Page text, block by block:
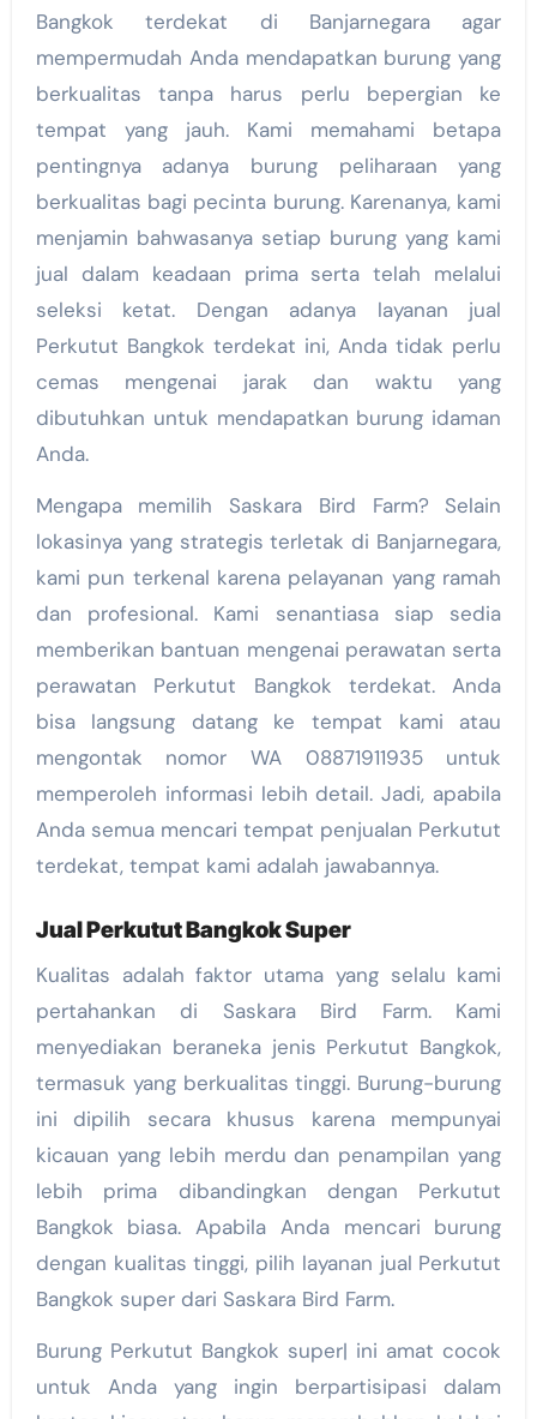
Bangkok terdekat di Banjarnegara agar
mempermudah Anda mendapatkan burung yang
berkualitas tanpa harus perlu bepergian ke
tempat yang jauh. Kami memahami betapa
pentingnya adanya burung peliharaan yang
berkualitas bagi pecinta burung. Karenanya, kami
menjamin bahwasanya setiap burung yang kami
jual dalam keadaan prima serta telah melalui
seleksi ketat. Dengan adanya layanan jual
Perkutut Bangkok terdekat ini, Anda tidak perlu
cemas mengenai jarak dan waktu yang
dibutuhkan untuk mendapatkan burung idaman
Anda.
Mengapa memilih Saskara Bird Farm? Selain
lokasinya yang strategis terletak di Banjarnegara,
kami pun terkenal karena pelayanan yang ramah
dan profesional. Kami senantiasa siap sedia
memberikan bantuan mengenai perawatan serta
perawatan Perkutut Bangkok terdekat. Anda
bisa langsung datang ke tempat kami atau
mengontak nomor WA 08871911935 untuk
memperoleh informasi lebih detail. Jadi, apabila
Anda semua mencari tempat penjualan Perkutut
terdekat, tempat kami adalah jawabannya.
Jual Perkutut Bangkok Super
Kualitas adalah faktor utama yang selalu kami
pertahankan di Saskara Bird Farm. Kami
menyediakan beraneka jenis Perkutut Bangkok,
termasuk yang berkualitas tinggi. Burung-burung
ini dipilih secara khusus karena mempunyai
kicauan yang lebih merdu dan penampilan yang
lebih prima dibandingkan dengan Perkutut
Bangkok biasa. Apabila Anda mencari burung
dengan kualitas tinggi, pilih layanan jual Perkutut
Bangkok super dari Saskara Bird Farm.
Burung Perkutut Bangkok super| ini amat cocok
untuk Anda yang ingin berpartisipasi dalam